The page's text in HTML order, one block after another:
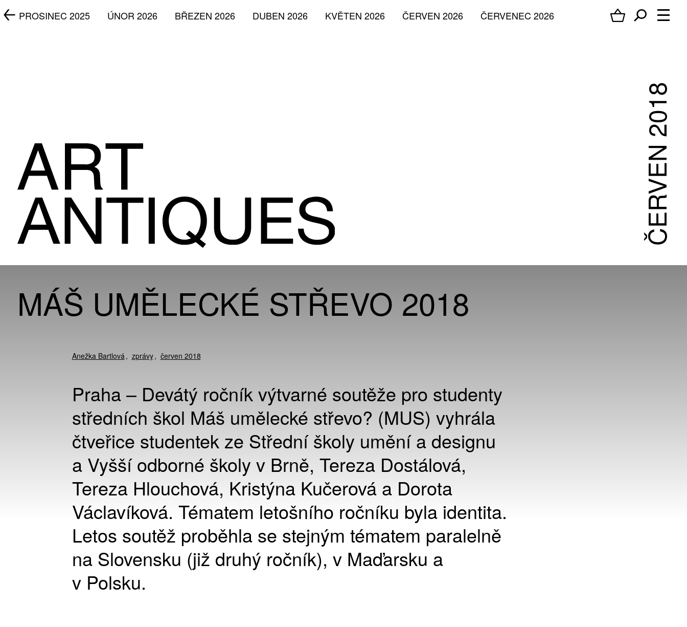
ČERVENEC 2026
ČERVEN 2026
KVĚTEN 2026
DUBEN 2026
BŘEZEN 2026
ÚNOR 2026
PROSINEC 2025
ČERVEN 2018
MÁŠ UMĚLECKÉ STŘEVO 2018
Anežka Bartlová zprávy červen 2018
Praha – Devátý ročník výtvarné soutěže pro studenty
středních škol Máš umělecké střevo? (MUS) vyhrála
čtveřice studentek ze Střední školy umění a designu
a Vyšší odborné školy v Brně, Tereza Dostálová,
Tereza Hlouchová, Kristýna Kučerová a Dorota
Václavíková. Tématem letošního ročníku byla identita.
Letos soutěž proběhla se stejným tématem paralelně
na Slovensku (již druhý ročník), v Maďarsku a
v Polsku.